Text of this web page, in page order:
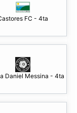
FC - 4ta
Daniel Messina - 4ta